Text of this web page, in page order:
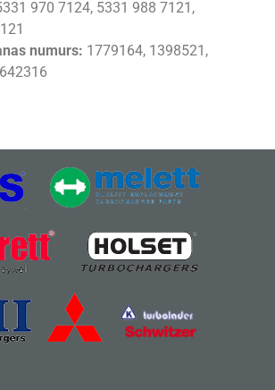
970 7124, 5331 988 7121,
numurs: 1779164, 1398521,